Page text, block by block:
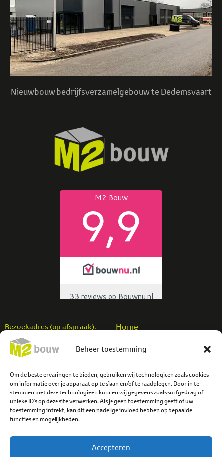
Beheer toestemming
Om de beste ervaringen te bieden, gebruiken wij technologieën zoals cookies
om informatie over je apparaat op te slaan en/of te raadplegen. Door in te
stemmen met deze technologieën kunnen wij gegevens zoals surfgedrag of
unieke ID's op deze site verwerken. Als je geen toestemming geeft of uw
toestemming intrekt, kan dit een nadelige invloed hebben op bepaalde
functies en mogelijkheden.
Accepteren
Nieuwbouw bedrijfsverzamelgebouw te Dedemsvaart
Bezoekadres (op afspraak):
M2 Bouw b.v.
Einsteinstraat 7
info@m2bouw.nl
Tel:0523-614779
Home
Utiliteitsbouw
Projecten
Contact